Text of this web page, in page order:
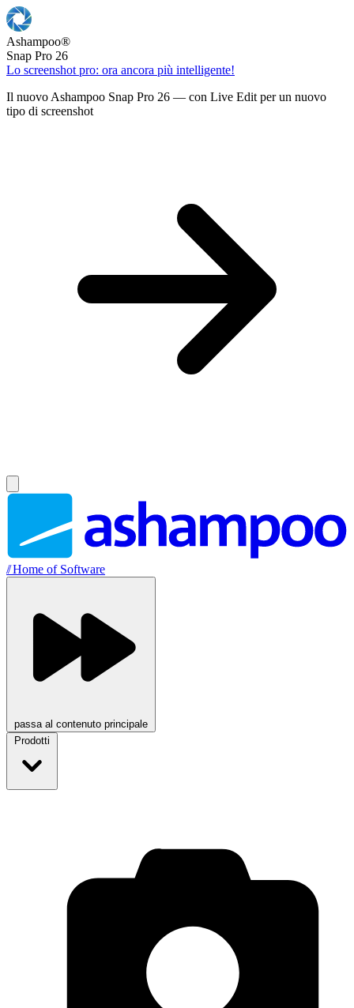
Ashampoo®
Snap Pro 26
Lo screenshot pro: ora ancora più intelligente!
Il nuovo Ashampoo Snap Pro 26 — con Live Edit per un nuovo
tipo di screenshot
//Home of Software
passa al contenuto principale
Prodotti